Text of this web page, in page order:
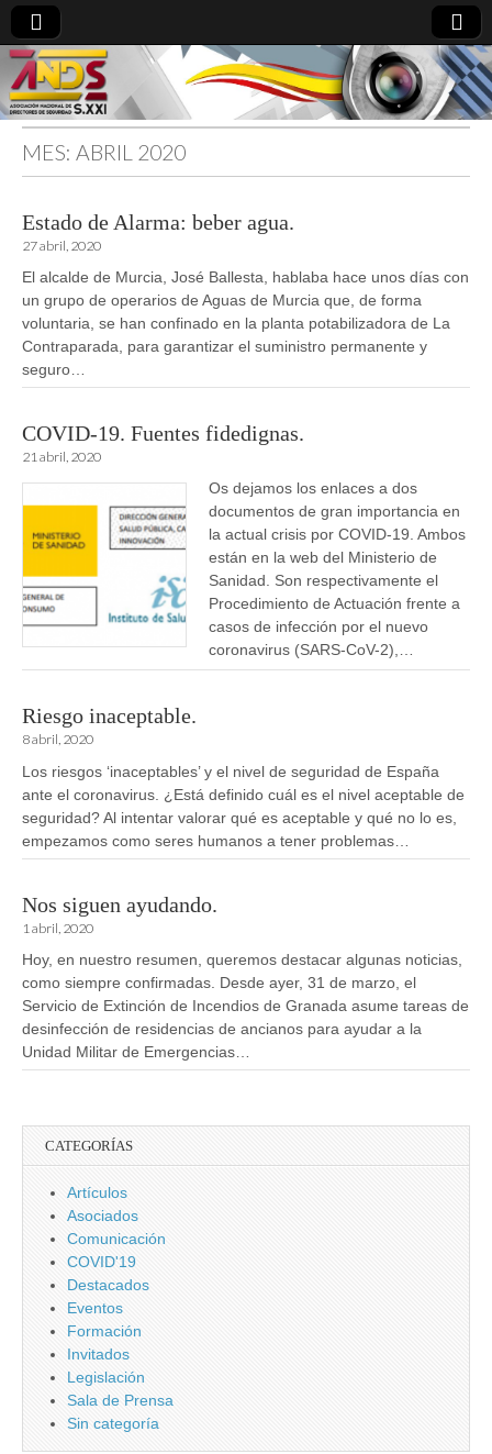
MES: ABRIL 2020
Estado de Alarma: beber agua.
27 abril, 2020
El alcalde de Murcia, José Ballesta, hablaba hace unos días con
un grupo de operarios de Aguas de Murcia que, de forma
voluntaria, se han confinado en la planta potabilizadora de La
Contraparada, para garantizar el suministro permanente y
seguro…
COVID-19. Fuentes fidedignas.
21 abril, 2020
Os dejamos los enlaces a dos
documentos de gran importancia en
la actual crisis por COVID-19. Ambos
están en la web del Ministerio de
Sanidad. Son respectivamente el
Procedimiento de Actuación frente a
casos de infección por el nuevo
coronavirus (SARS-CoV-2),…
Riesgo inaceptable.
8 abril, 2020
Los riesgos ‘inaceptables’ y el nivel de seguridad de España
ante el coronavirus. ¿Está definido cuál es el nivel aceptable de
seguridad? Al intentar valorar qué es aceptable y qué no lo es,
empezamos como seres humanos a tener problemas…
Nos siguen ayudando.
1 abril, 2020
Hoy, en nuestro resumen, queremos destacar algunas noticias,
como siempre confirmadas. Desde ayer, 31 de marzo, el
Servicio de Extinción de Incendios de Granada asume tareas de
desinfección de residencias de ancianos para ayudar a la
Unidad Militar de Emergencias…
CATEGORÍAS
Artículos
Asociados
Comunicación
COVID'19
Destacados
Eventos
Formación
Invitados
Legislación
Sala de Prensa
Sin categoría